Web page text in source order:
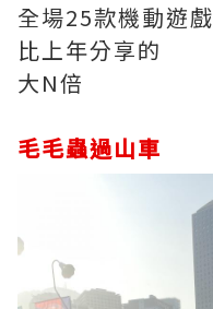
全場25款機動遊戲
比上年分享的
大N倍
毛毛蟲過山車